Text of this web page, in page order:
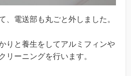
、電送部も丸ごと外しました。
りと養生をしてアルミフィンや
リーニングを行います。